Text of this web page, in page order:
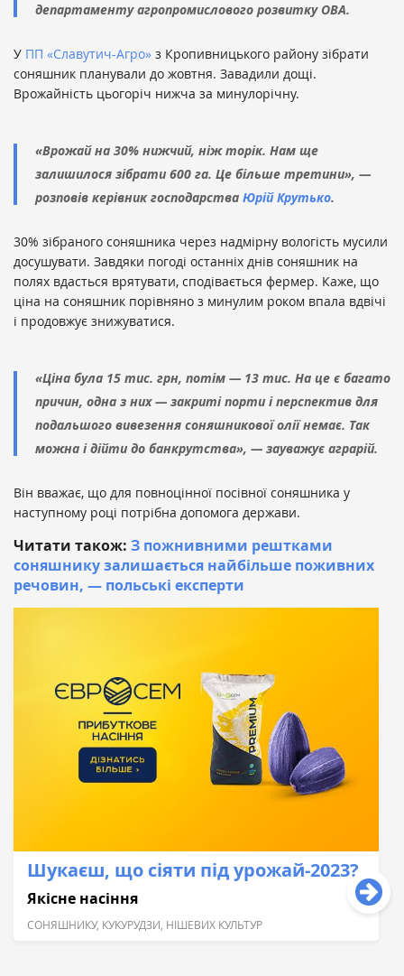
департаменту агропромислового розвитку ОВА.
У ПП «Славутич-Агро» з Кропивницького району зібрати
соняшник планували до жовтня. Завадили дощі.
Врожайність цьогоріч нижча за минулорічну.
«Врожай на 30% нижчий, ніж торік. Нам ще
залишилося зібрати 600 га. Це більше третини», —
розповів керівник господарства Юрій Крутько.
30% зібраного соняшника через надмірну вологість мусили
досушувати. Завдяки погоді останніх днів соняшник на
полях вдасться врятувати, сподівається фермер. Каже, що
ціна на соняшник порівняно з минулим роком впала вдвічі
і продовжує знижуватися.
«Ціна була 15 тис. грн, потім — 13 тис. На це є багато
причин, одна з них — закриті порти і перспектив для
подальшого вивезення соняшникової олії немає. Так
можна і дійти до банкрутства», — зауважує аграрій.
Він вважає, що для повноцінної посівної соняшника у
наступному році потрібна допомога держави.
Читати також: З пожнивними рештками
соняшнику залишається найбільше поживних
речовин, — польські експерти
Шукаєш, що сіяти під урожай-2023?
Якісне насіння
СОНЯШНИКУ, КУКУРУДЗИ, НІШЕВИХ КУЛЬТУР